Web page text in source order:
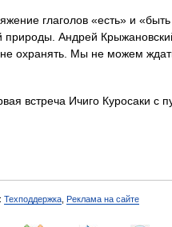
глаголов «есть» и
природы. Андрей
не охранять. Мы не можем
встреча Ичиго Куросаки с
Техподдержка Реклама на сайте